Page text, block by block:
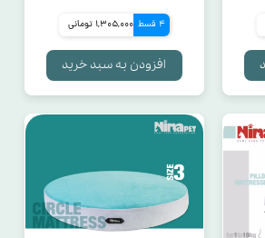
4 قسط 1,305,000 تومانی
افزودن به سبد خرید